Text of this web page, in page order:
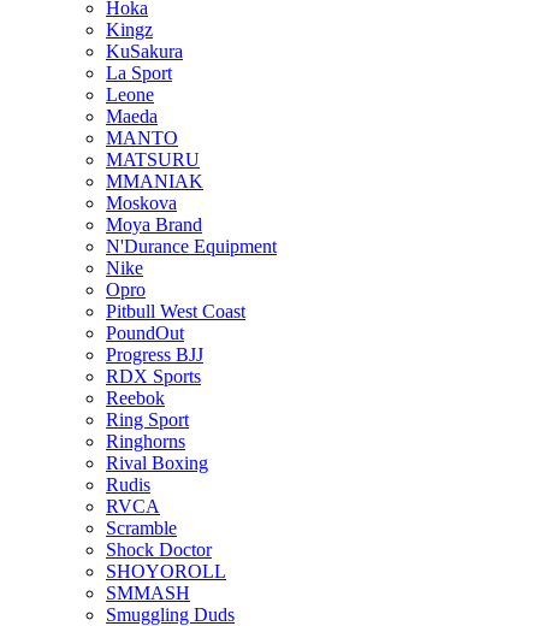
Hoka
Kingz
KuSakura
La Sport
Leone
Maeda
MANTO
MATSURU
MMANIAK
Moskova
Moya Brand
N'Durance Equipment
Nike
Opro
Pitbull West Coast
PoundOut
Progress BJJ
RDX Sports
Reebok
Ring Sport
Ringhorns
Rival Boxing
Rudis
RVCA
Scramble
Shock Doctor
SHOYOROLL
SMMASH
Smuggling Duds